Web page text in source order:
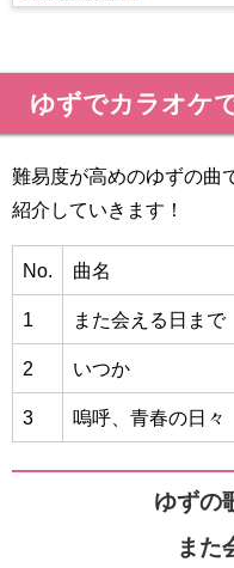
ゆずでカラオケ
難易度が高めのゆずの曲
紹介していきます！
No. 曲名
1 また会える日まで
2 いつか
3 嗚呼、青春の日々
ゆずの
また